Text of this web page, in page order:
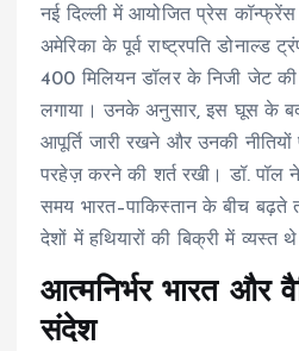
नई दिल्ली में आयोजित प्रेस
अमेरिका के पूर्व राष्ट्रपति
400 मिलियन डॉलर के निजी जेट
लगाया। उनके अनुसार, इस घूस के
आपूर्ति जारी रखने और उनकी
परहेज़ करने की शर्त रखी। डॉ. पॉल
समय भारत–पाकिस्तान के बीच बढ़ते
देशों में हथियारों की बिक्री में व्यस्त
आत्मनिर्भर भारत और
संदेश